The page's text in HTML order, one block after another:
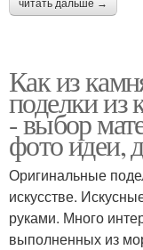
читать дальше →
Как из
поделки из
- выбор
фото идеи,
Оригинальные
искусстве.
руками. Много
выполненных из